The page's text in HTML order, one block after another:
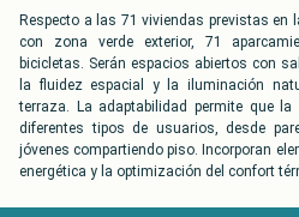
Respecto a las 71 viviendas previstas en
con zona verde exterior, 71
bicicletas. Serán espacios abiertos con
la fluidez espacial y la iluminación
terraza. La adaptabilidad permite que
diferentes tipos de usuarios, desde
jóvenes compartiendo piso. Incorporan
energética y la optimización del confort